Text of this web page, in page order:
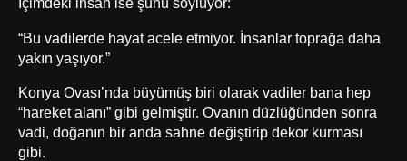
“Bu vadilerde hayat acele etmiyor. İnsanlar toprağa daha
yakın yaşıyor.”
Konya Ovası’nda büyümüş biri olarak vadiler bana hep
“hareket alanı” gibi gelmiştir. Ovanın düzlüğünden sonra
vadi, doğanın bir anda sahne değiştirip dekor kurması
gibi.